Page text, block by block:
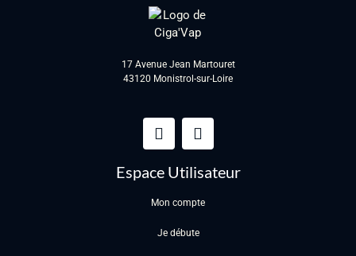
17 Avenue Jean Martouret
43120 Monistrol-sur-Loire
Espace Utilisateur
Mon compte
Je débute